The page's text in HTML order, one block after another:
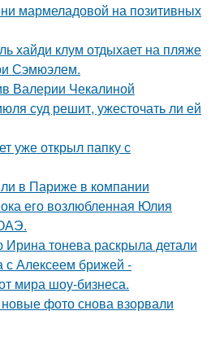
мармеладовой на позитивных
хайди клум отдыхает на пляже
Сэмюэлем.
Валерии Чекалиной
суд решит, ужесточать ли ей
уже открыл папку с
в Париже в компании
его возлюбленная Юлия
тонева раскрыла детали
с Алексеем брижей -
мира шоу-бизнеса.
фото снова взорвали